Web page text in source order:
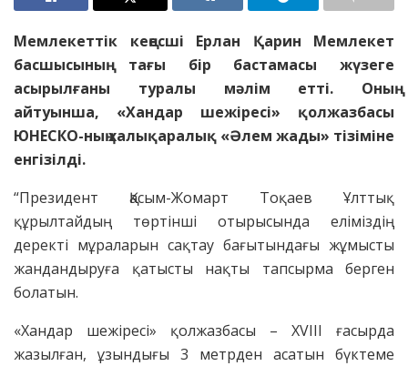
Мемлекеттік кеңесші Ерлан Қарин Мемлекет
басшысының тағы бір бастамасы жүзеге
асырылғаны туралы мәлім етті. Оның
айтуынша, «Хандар шежіресі» қолжазбасы
ЮНЕСКО-ның халықаралық «Әлем жады» тізіміне
енгізілді.
“Президент Қасым-Жомарт Тоқаев Ұлттық
құрылтайдың төртінші отырысында еліміздің
деректі мұраларын сақтау бағытындағы жұмысты
жандандыруға қатысты нақты тапсырма берген
болатын.
«Хандар шежіресі» қолжазбасы – XVIII ғасырда
жазылған, ұзындығы 3 метрден асатын бүктеме